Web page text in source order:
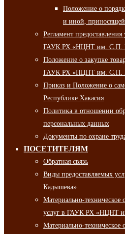
Положение о
и иной, приносящей
Регламент
ГАУК РХ «НЦНТ им. С.П.
Положение о закупке
ГАУК РХ «НЦНТ им. С.П.
Приказ и Положение о
Республике Хакасия
Политика в отношении
персональных данных
Документы по охране
ПОСЕТИТЕЛЯМ
Обратная связь
Виды предоставляемых
Кадышева»
Материально-техническое
услуг в ГАУК РХ «НЦНТ
Материально-техническое